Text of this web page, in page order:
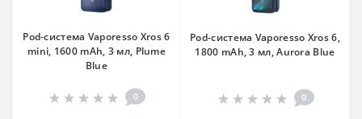
Pod-система Vaporesso Xros 6
mini, 1600 mAh, 3 мл, Plume
Blue
0
Pod-система Vaporesso Xros 6,
1800 mAh, 3 мл, Aurora Blue
0